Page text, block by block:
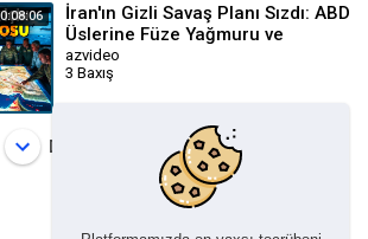
İran'ın Gizli Savaş Planı Sızdı: ABD
Üslerine Füze Yağmuru ve
Hürmüz Tehdidi | NTV
azvideo
3 Baxış
Daha çox yükləyin